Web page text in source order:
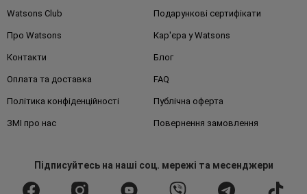
Watsons Club Подарункові сертифікати
Про Watsons Кар'єра у Watsons
Контакти Блог
Оплата та доставка FAQ
Політика конфіденційності Публічна оферта
ЗМІ про нас Повернення замовлення
Підписуйтесьна наші соц. мережі та месенджери